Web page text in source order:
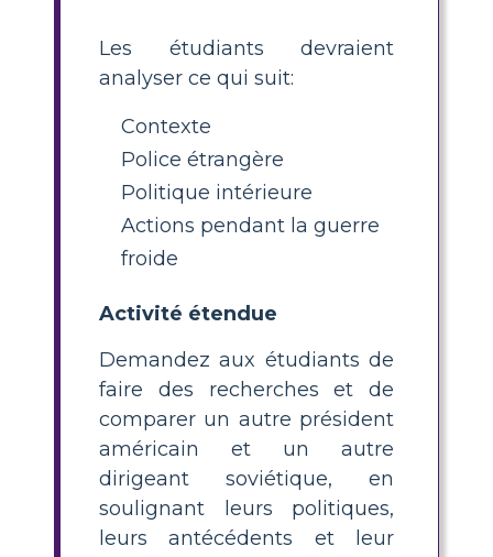
Les étudiants devraient
analyser ce qui suit:
Contexte
Police étrangère
Politique intérieure
Actions pendant la guerre
froide
Activité étendue
Demandez aux étudiants de
faire des recherches et de
comparer un autre président
américain et un autre
dirigeant soviétique, en
soulignant leurs politiques,
leurs antécédents et leur